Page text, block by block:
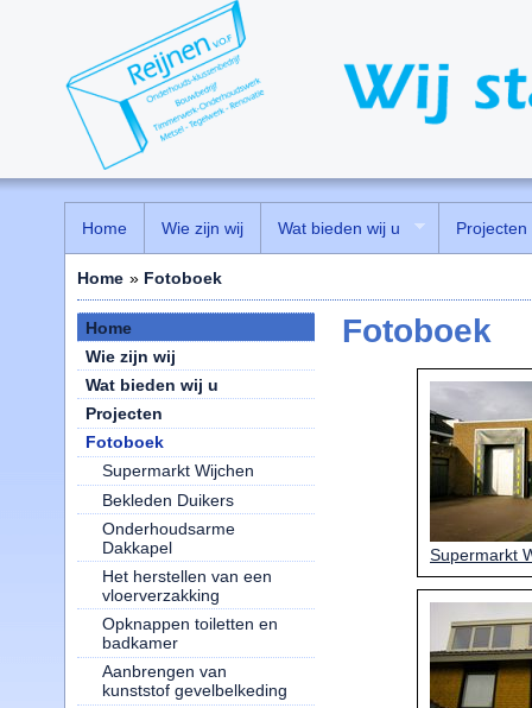
Home » Fotoboek
Home
Wie zijn wij
Wat bieden wij u
Projecten
Fotoboek
Supermarkt Wijchen
Bekleden Duikers
Onderhoudsarme
Dakkapel
Het herstellen van een
vloerverzakking
Opknappen toiletten en
badkamer
Aanbrengen van
kunststof gevelbelkeding
Fotoboek
Supermarkt
Home Wie zijn wij Wat bieden wij u Projecten